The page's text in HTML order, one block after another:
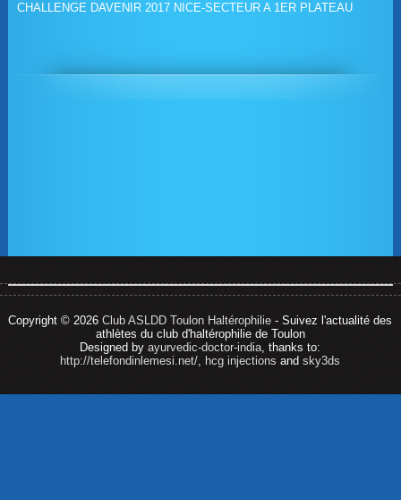
CHALLENGE DAVENIR 2017 NICE-SECTEUR A 1ER PLATEAU
Copyright © 2026Club ASLDD Toulon Haltérophilie - Suivez l'actualité des
athlètes du club d'haltérophilie de Toulon
Designed byayurvedic-doctor-india, thanks to:
http://telefondinlemesi.net/, hcg injections andsky3ds